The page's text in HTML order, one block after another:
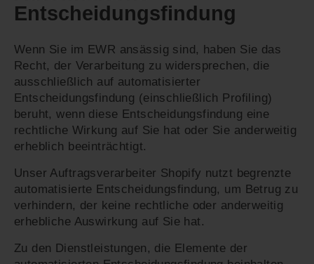
Entscheidungsfindung
Wenn Sie im EWR ansässig sind, haben Sie das
Recht, der Verarbeitung zu widersprechen, die
ausschließlich auf automatisierter
Entscheidungsfindung (einschließlich Profiling)
beruht, wenn diese Entscheidungsfindung eine
rechtliche Wirkung auf Sie hat oder Sie anderweitig
erheblich beeinträchtigt.
Unser Auftragsverarbeiter Shopify nutzt begrenzte
automatisierte Entscheidungsfindung, um Betrug zu
verhindern, der keine rechtliche oder anderweitig
erhebliche Auswirkung auf Sie hat.
Zu den Dienstleistungen, die Elemente der